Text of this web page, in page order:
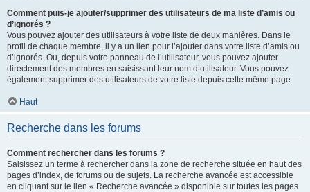
Comment puis-je ajouter/supprimer des utilisateurs de ma liste d’amis ou
d’ignorés ?
Vous pouvez ajouter des utilisateurs à votre liste de deux manières. Dans le
profil de chaque membre, il y a un lien pour l’ajouter dans votre liste d’amis ou
d’ignorés. Ou, depuis votre panneau de l’utilisateur, vous pouvez ajouter
directement des membres en saisissant leur nom d’utilisateur. Vous pouvez
également supprimer des utilisateurs de votre liste depuis cette même page.
Haut
Recherche dans les forums
Comment rechercher dans les forums ?
Saisissez un terme à rechercher dans la zone de recherche située en haut des
pages d’index, de forums ou de sujets. La recherche avancée est accessible
en cliquant sur le lien « Recherche avancée » disponible sur toutes les pages